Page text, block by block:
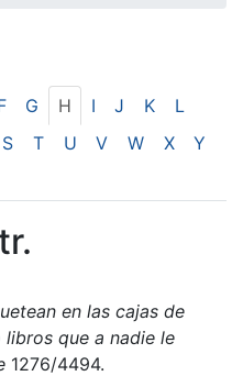
de las visitas.
G H I J K
L
S T U V W X
Y
en las cajas de
que a nadie le
1276/4494.